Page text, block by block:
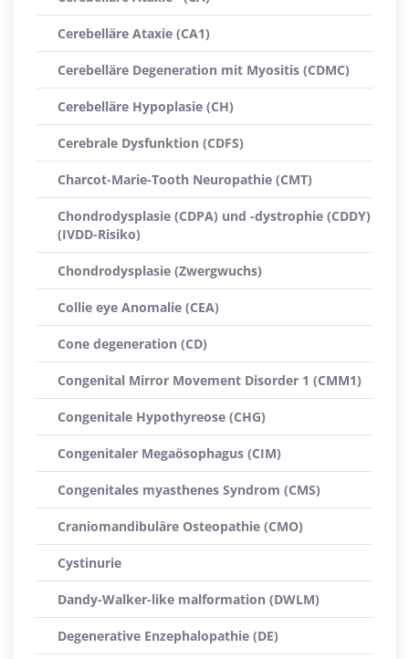
Cerebelläre Ataxie (CA1)
Cerebelläre Degeneration mit Myositis (CDMC)
Cerebelläre Hypoplasie (CH)
Cerebrale Dysfunktion (CDFS)
Charcot-Marie-Tooth Neuropathie (CMT)
Chondrodysplasie (CDPA) und -dystrophie (CDDY)
(IVDD-Risiko)
Chondrodysplasie (Zwergwuchs)
Collie eye Anomalie (CEA)
Cone degeneration (CD)
Congenital Mirror Movement Disorder 1 (CMM1)
Congenitale Hypothyreose (CHG)
Congenitaler Megaösophagus (CIM)
Congenitales myasthenes Syndrom (CMS)
Craniomandibuläre Osteopathie (CMO)
Cystinurie
Dandy-Walker-like malformation (DWLM)
Degenerative Enzephalopathie (DE)